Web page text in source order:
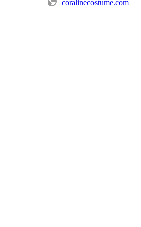
coralinecostume.com